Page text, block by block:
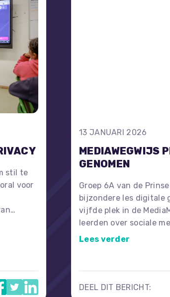
stil te
voor
13 JANUARI 2026
MEDIAWEGWIJS
GENOMEN
Groep 6A van de
bijzondere les digitale
vijfde plek in de
leerden over sociale
intelligentie.
door RTV
Lees verder
DEEL DIT BERICHT: